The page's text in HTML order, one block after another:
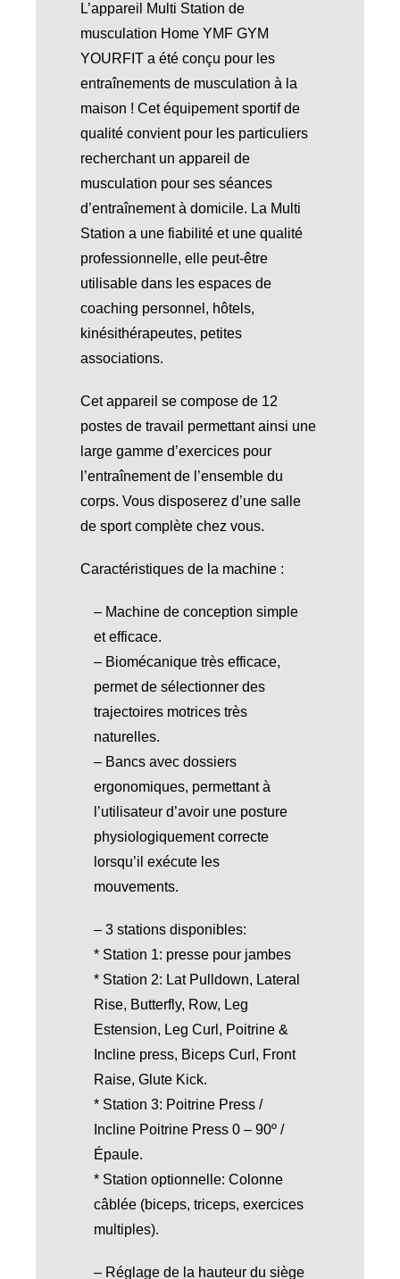
L’appareil Multi Station de
musculation Home YMF GYM
YOURFIT a été conçu pour les
entraînements de musculation à la
maison ! Cet équipement sportif de
qualité convient pour les particuliers
recherchant un appareil de
musculation pour ses séances
d’entraînement à domicile. La Multi
Station a une fiabilité et une qualité
professionnelle, elle peut-être
utilisable dans les espaces de
coaching personnel, hôtels,
kinésithérapeutes, petites
associations.
Cet appareil se compose de 12
postes de travail permettant ainsi une
large gamme d’exercices pour
l’entraînement de l’ensemble du
corps. Vous disposerez d’une salle
de sport complète chez vous.
Caractéristiques de la machine :
– Machine de conception simple
et efficace.
– Biomécanique très efficace,
permet de sélectionner des
trajectoires motrices très
naturelles.
– Bancs avec dossiers
ergonomiques, permettant à
l’utilisateur d’avoir une posture
physiologiquement correcte
lorsqu’il exécute les
mouvements.
– 3 stations disponibles:
* Station 1: presse pour jambes
* Station 2: Lat Pulldown, Lateral
Rise, Butterfly, Row, Leg
Estension, Leg Curl, Poitrine &
Incline press, Biceps Curl, Front
Raise, Glute Kick.
* Station 3: Poitrine Press /
Incline Poitrine Press 0 – 90º /
Épaule.
* Station optionnelle: Colonne
câblée (biceps, triceps, exercices
multiples).
– Réglage de la hauteur du siège